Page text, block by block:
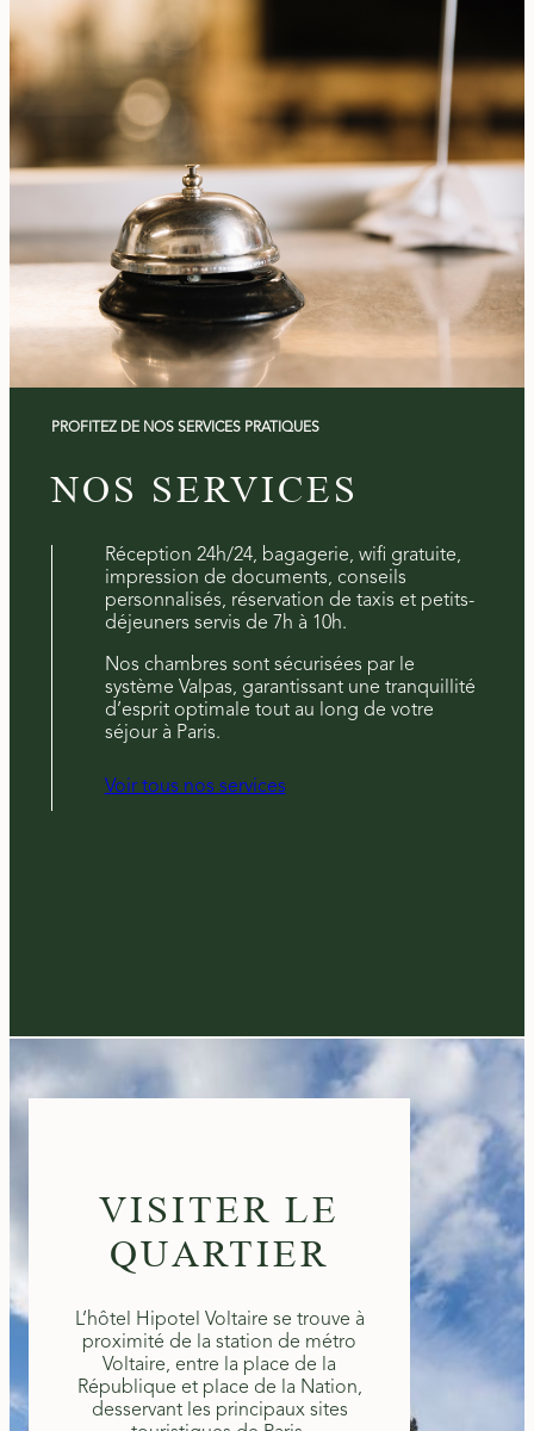
PROFITEZ DE NOS SERVICES PRATIQUES
NOS SERVICES
Réception 24h/24, bagagerie, wifi gratuite,
impression de documents, conseils
personnalisés, réservation de taxis et petits-
déjeuners servis de 7h à 10h.
Nos chambres sont sécurisées par le
système Valpas, garantissant une tranquillité
d’esprit optimale tout au long de votre
séjour à Paris.
Voir tous nos services
VISITER LE
QUARTIER
L’hôtel Hipotel Voltaire se trouve à
proximité de la station de métro
Voltaire, entre la place de la
République et place de la Nation,
desservant les principaux sites